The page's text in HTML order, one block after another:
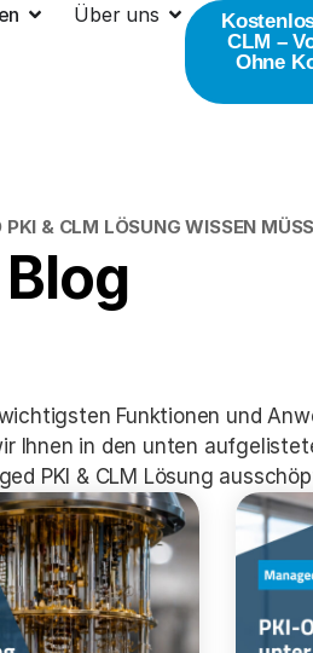
Über uns
CLM –
Ohne
& CLM LÖSUNG WISSEN
Funktionen und
in den unten
PKI & CLM Lösung